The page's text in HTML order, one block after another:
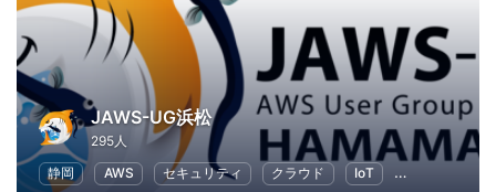
JAWS-UG浜松
295人
静岡
AWS セキュリティ クラウド IoT 初心者向けプ